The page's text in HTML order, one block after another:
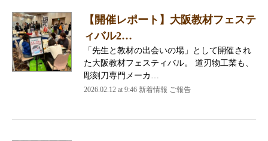
【開催レポート】大阪教材フェステ
ィバル2…
「先生と教材の出会いの場」として開催され
た大阪教材フェスティバル。 道刃物工業も、
彫刻刀専門メーカ…
2026.02.12 at 9:46 新着情報 ご報告